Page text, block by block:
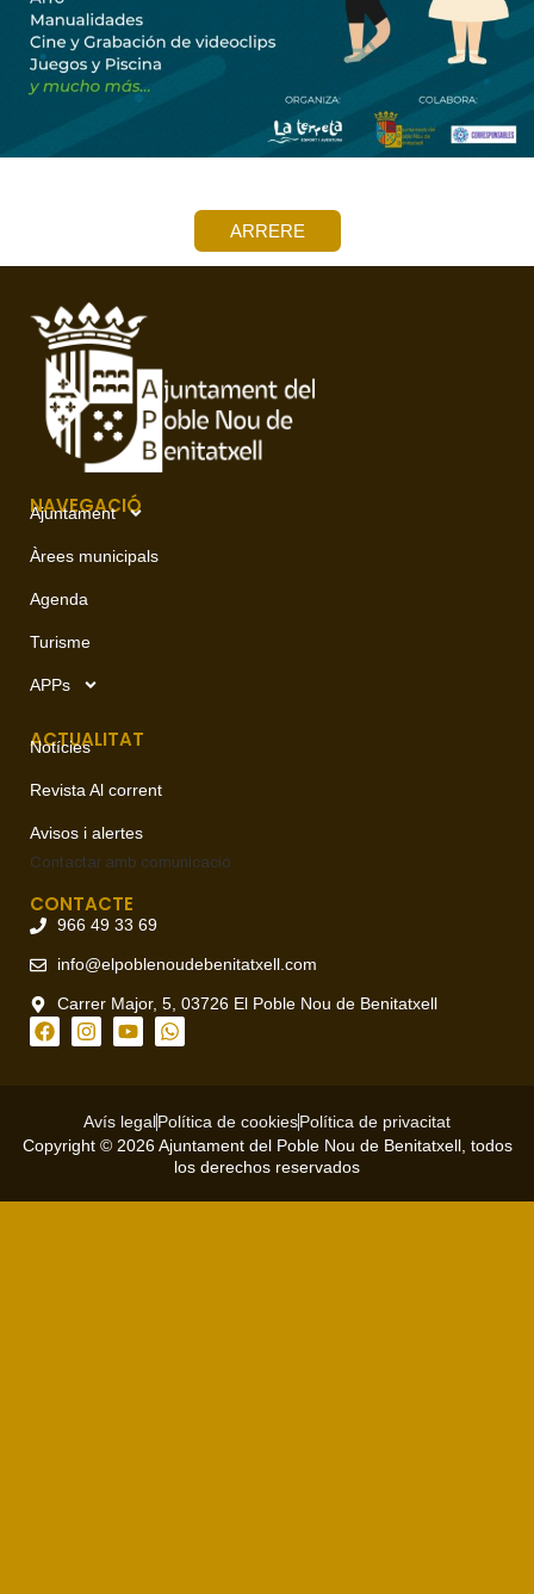
ARRERE
NAVEGACIÓ
Ajuntament
Àrees municipals
Agenda
Turisme
APPs
ACTUALITAT
Notícies
Revista Al corrent
Avisos i alertes
Contactar amb comunicació
CONTACTE
966 49 33 69
info@elpoblenoudebenitatxell.com
Carrer Major, 5, 03726 El Poble Nou de Benitatxell
Avís legalPolítica de cookiesPolítica de privacitat
Copyright © 2026 Ajuntament del Poble Nou de Benitatxell, todos
los derechos reservados